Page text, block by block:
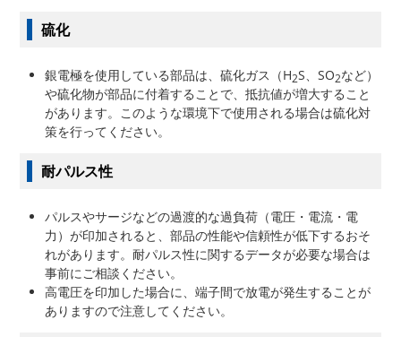
硫化
銀電極を使用している部品は、硫化ガス（H2S、SO2など）
や硫化物が部品に付着することで、抵抗値が増大すること
があります。このような環境下で使用される場合は硫化対
策を行ってください。
耐パルス性
パルスやサージなどの過渡的な過負荷（電圧・電流・電
力）が印加されると、部品の性能や信頼性が低下するおそ
れがあります。耐パルス性に関するデータが必要な場合は
事前にご相談ください。
高電圧を印加した場合に、端子間で放電が発生することが
ありますので注意してください。